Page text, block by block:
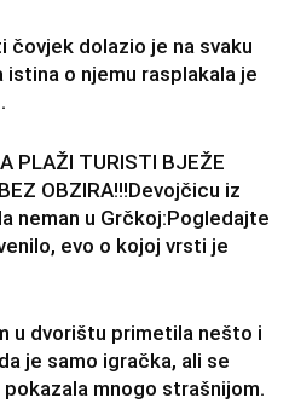
čovjek dolazio je na svaku
istina o njemu rasplakala je
PLAŽI TURISTI BJEŽE
OBZIRA!!!Devojčicu iz
neman u Grčkoj:Pogledajte
evo o kojoj vrsti je
u dvorištu primetila nešto i
je samo igračka, ali se
mnogo strašnijom.